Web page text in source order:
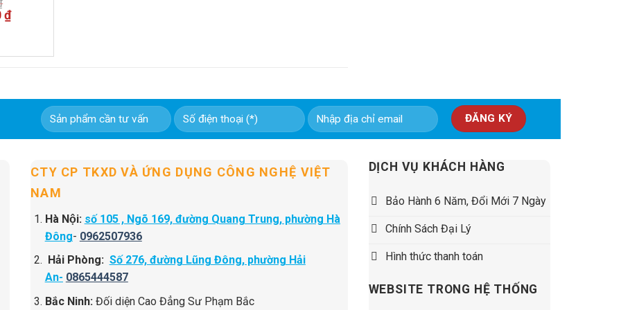
₫Giá
CTY CP TKXD VÀ ỨNG DỤNG CÔNG NGHỆ VIỆT
NAM
Hà Nội: số 105 , Ngõ 169, đường Quang Trung, phường Hà
Đông- 0962507936
Hải Phòng: Số 276, đường Lũng Đông, phường Hải
An- 0865444587
Bắc Ninh: Đối diện Cao Đẳng Sư Phạm Bắc
DỊCH VỤ KHÁCH HÀNG
Bảo Hành 6 Năm, Đổi Mới 7 Ngày
Chính Sách Đại Lý
Hình thức thanh toán
WEBSITE TRONG HỆ THỐNG